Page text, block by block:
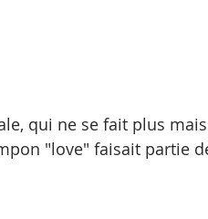
qui ne se fait plus mais
"love" faisait partie